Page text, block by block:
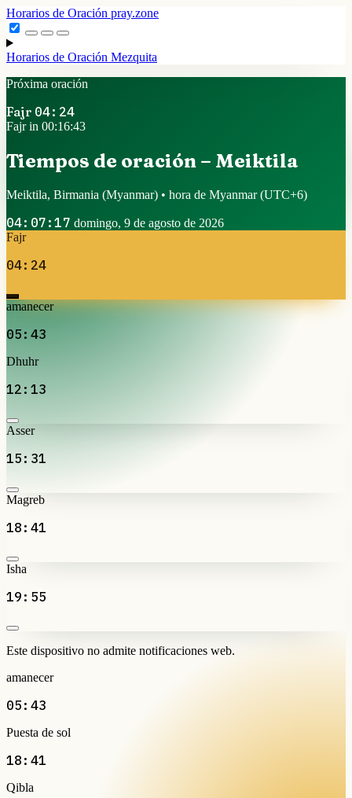
Horarios de Oración pray.zone
Horarios de Oración Mezquita
Próxima oración
Fajr 04:24
Fajr in 00:16:43
Tiempos de oración – Meiktila
Meiktila, Birmania (Myanmar) • hora de Myanmar(UTC+6)
04:07:17 domingo, 9 de agosto de 2026
Fajr
04:24
amanecer
05:43
Dhuhr
12:13
Asser
15:31
Magreb
18:41
Isha
19:55
Este dispositivo no admite notificaciones web.
amanecer
05:43
Puesta de sol
18:41
Qibla